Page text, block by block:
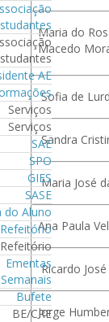
AE
Serviços
Serviços
SAE
SPO
GIES
SASE
do Aluno
Refeitório
Refeitório
Ementas
Semanais
Bufete
BE/CRE
Maria do
Macedo
Sofia de
Sandra
Maria José
Ana Paula
Ricardo
Jorge